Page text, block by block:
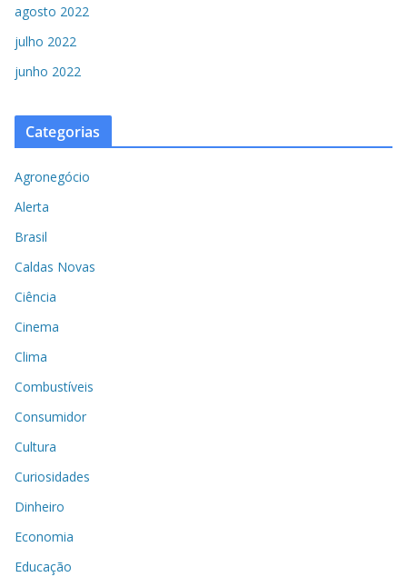
agosto 2022
julho 2022
junho 2022
Categorias
Agronegócio
Alerta
Brasil
Caldas Novas
Ciência
Cinema
Clima
Combustíveis
Consumidor
Cultura
Curiosidades
Dinheiro
Economia
Educação